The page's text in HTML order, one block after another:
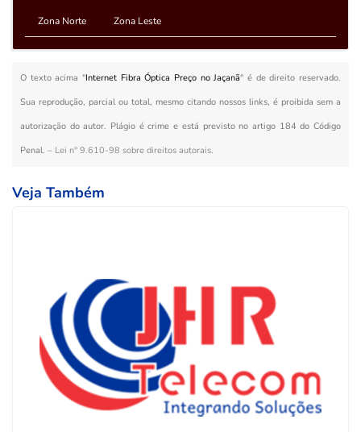
Zona Norte Zona Leste
O texto acima "Internet Fibra Óptica Preço no Jaçanã" é de direito reservado.
Sua reprodução, parcial ou total, mesmo citando nossos links, é proibida sem a
autorização do autor. Plágio é crime e está previsto no artigo 184 do Código
Penal. – Lei n° 9.610-98 sobre direitos autorais.
Veja Também